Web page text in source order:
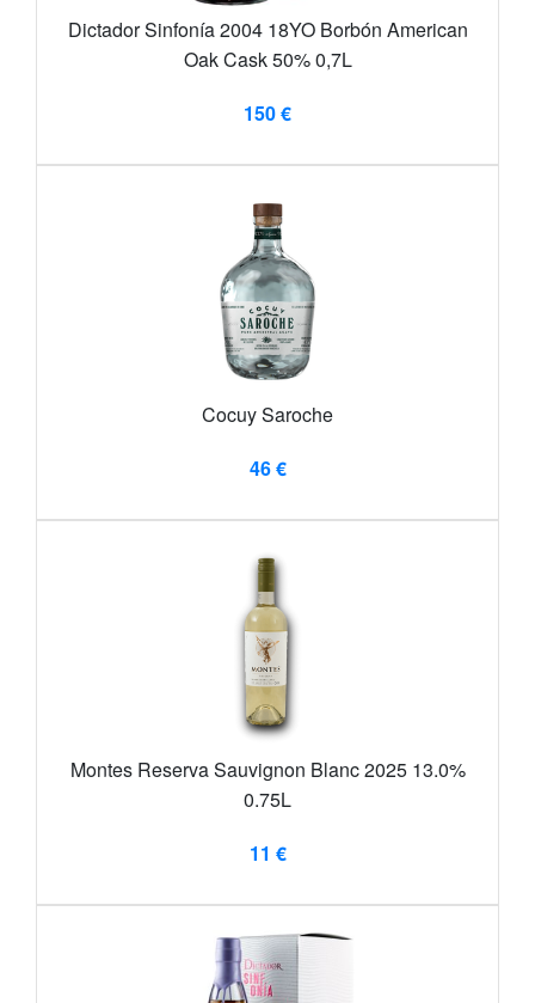
Dictador Sinfonía 2004 18YO Borbón American
Oak Cask 50% 0,7L
150 €
Cocuy Saroche
46 €
Montes Reserva Sauvignon Blanc 2025 13.0%
0.75L
11 €